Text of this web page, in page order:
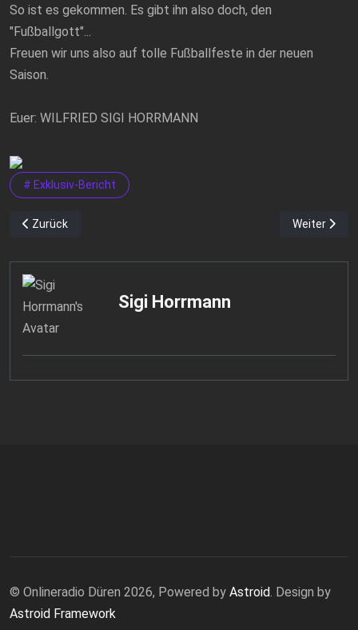
So ist es gekommen. Es gibt ihn also doch, den
"Fußballgott"...
Freuen wir uns also auf tolle Fußballfeste in der neuen
Saison.
Euer: WILFRIED SIGI HORRMANN
# Exklusiv-Bericht
Vorheriger Beitrag: Sportfreunde begeistern seit Wochen ihre
Zurück Nächster
Weiter
Sigi Horrmann
© Onlineradio Düren 2026, Powered by Astroid . Design by
Astroid Framework